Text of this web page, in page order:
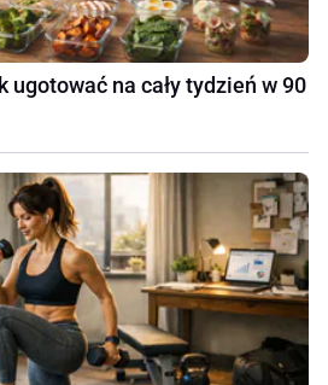
ugotować na cały tydzień w 90